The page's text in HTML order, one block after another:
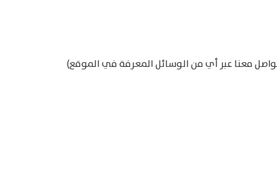
معنا عبر أي من الوسائل المعرفة في الموقع)